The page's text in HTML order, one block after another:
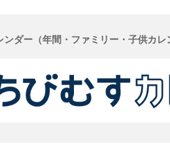
ンダー（年間・ファミリー・子供カレ